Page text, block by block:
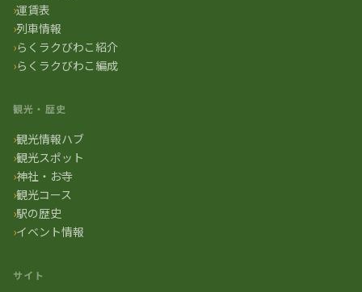
運賃表
列車情報
らくラクびわこ紹介
らくラクびわこ編成
観光・歴史
観光情報ハブ
観光スポット
神社・お寺
観光コース
駅の歴史
イベント情報
サイト